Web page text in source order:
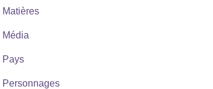
Matières
Média
Pays
Personnages